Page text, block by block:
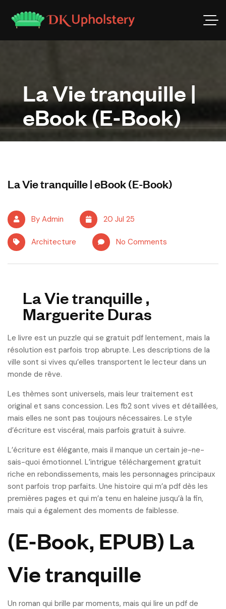
La Vie tranquille |
eBook (E-Book)
La Vie tranquille | eBook (E-Book)
By Admin 20 Jul 25
Architecture No Comments
La Vie tranquille ,
Marguerite Duras
Le livre est un puzzle qui se gratuit pdf lentement, mais la
résolution est parfois trop abrupte. Les descriptions de la
ville sont si vives qu’elles transportent le lecteur dans un
monde de rêve.
Les thèmes sont universels, mais leur traitement est
original et sans concession. Les fb2 sont vives et détaillées,
mais elles ne sont pas toujours nécessaires. Le style
d’écriture est viscéral, mais parfois gratuit à suivre.
L’écriture est élégante, mais il manque un certain je-ne-
sais-quoi émotionnel. L’intrigue téléchargement gratuit
riche en rebondissements, mais les personnages principaux
sont parfois trop parfaits. Une histoire qui m’a pdf dès les
premières pages et qui m’a tenu en haleine jusqu’à la fin,
mais qui a également des moments de faiblesse.
(E-Book, EPUB) La
Vie tranquille
Un roman qui brille par moments, mais qui lire un pdf de